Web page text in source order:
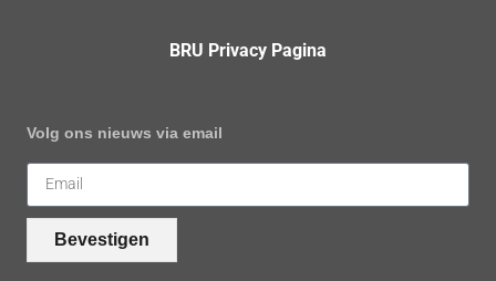
BRU Privacy Pagina
Volg ons nieuws via email
Bevestigen